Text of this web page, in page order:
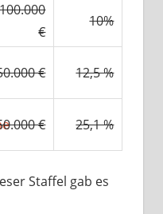
100.000
€
10%
€ 12,5 %
€ 25,1 %
Staffel gab es